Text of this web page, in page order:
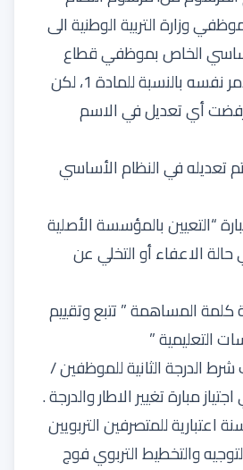
وزارة التربية الوطنية الى
الخاص بموظفي قطاع
التربية الوطنية، والأمر نفسه بالنسبة للمادة 1، لكن
رفضت أي تعديل في الاسم
تعديله في النظام الأساسي
عبارة “التعيين بالمؤسسة الأصلية
الاعفاء أو التخلي عن
” إضافة كلمة المساهمة ” تتبع وتقييم
التعليمية ”
حذف شرط الدرجة الثانية للموظفين /
مبارة تغيير الاطار والدرجة .
سنة اعتبارية للمتصرفين التربويين
والتخطيط التربوي فوج